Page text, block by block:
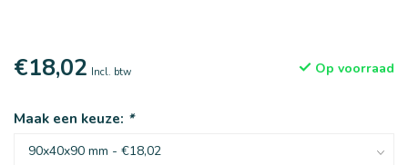
€18,02 Incl. btw Op voorraad
Maak een keuze: *